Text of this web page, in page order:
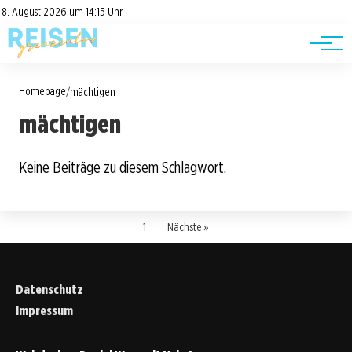
8. August 2026 um 14:15 Uhr
Datenschutz
Impressum
Road Trips
Reisetipps
Homepage/mächtigen
mächtigen
Keine Beiträge zu diesem Schlagwort.
1 Nächste »
Datenschutz
Impressum